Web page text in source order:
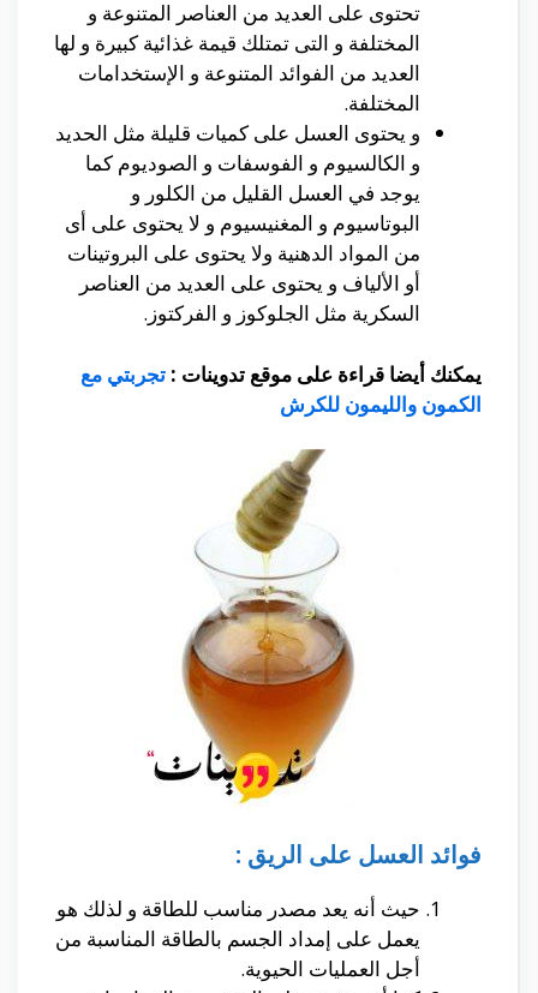
تحتوى على العديد من العناصر المتنوعة و
المختلفة و التى تمتلك قيمة غذائية كبيرة و لها
العديد من الفوائد المتنوعة و الإستخدامات
المختلفة.
و يحتوى العسل على كميات قليلة مثل الحديد
و الكالسيوم و الفوسفات و الصوديوم كما
يوجد في العسل القليل من الكلور و
البوتاسيوم و المغنيسيوم و لا يحتوى على أى
من المواد الدهنية ولا يحتوى على البروتينات
أو الألياف و يحتوى على العديد من العناصر
السكرية مثل الجلوكوز و الفركتوز.
يمكنك أيضا قراءة على موقع تدوينات : تجربتي مع
الكمون والليمون للكرش
فوائد العسل على الريق :
حيث أنه يعد مصدر مناسب للطاقة و لذلك هو
يعمل على إمداد الجسم بالطاقة المناسبة من
أجل العمليات الحيوية.